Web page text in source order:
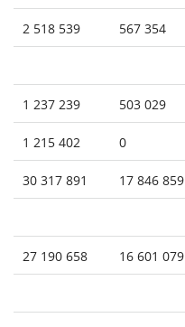
2 518 539 567 354
1 237 239 503 029
1 215 402 0
30 317 891 17 846 859
27 190 658 16 601 079